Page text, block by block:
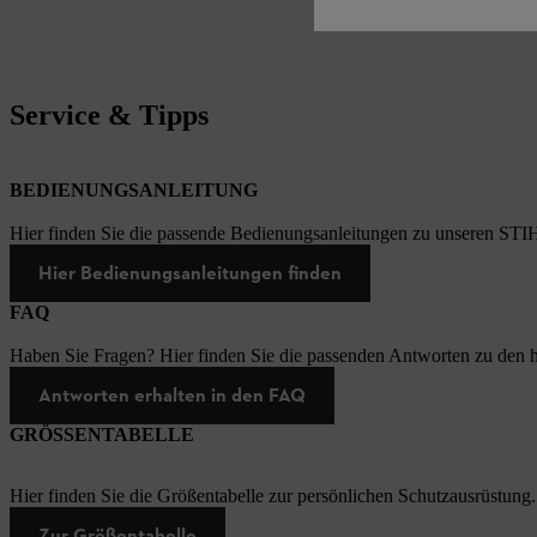
Service & Tipps
BEDIENUNGSANLEITUNG
Hier finden Sie die passende Bedienungsanleitungen zu unseren
Hier Bedienungsanleitungen finden
FAQ
Haben Sie Fragen? Hier finden Sie die passenden Antworten zu den
Antworten erhalten in den FAQ
GRÖSSENTABELLE
Hier finden Sie die Größentabelle zur persönlichen Schutzausrüstung.